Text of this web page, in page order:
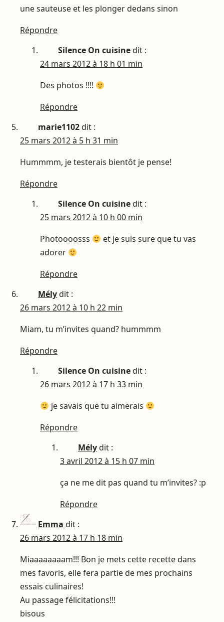
une sauteuse et les plonger dedans sinon
Répondre
Silence On cuisinedit :
24 mars 2012 à 18 h 01 min
Des photos !!!!
Répondre
marie1102dit :
25 mars 2012 à 5 h 31 min
Hummmm, je testerais bientôt je pense!
Répondre
Silence On cuisinedit :
25 mars 2012 à 10 h 00 min
Photoooosss
et je suis sure que tu vas
adorer
Répondre
Mélydit :
26 mars 2012 à 10 h 22 min
Miam, tu m’invites quand? hummmm
Répondre
Silence On cuisinedit :
26 mars 2012 à 17 h 33 min
je savais que tu aimerais
Répondre
Mélydit :
3 avril 2012 à 15 h 07 min
ça ne me dit pas quand tu m’invites? :p
Répondre
Emma dit :
26 mars 2012 à 17 h 18 min
Miaaaaaaaam!!! Bon je mets cette recette dans
mes favoris, elle fera partie de mes prochains
essais culinaires!
Au passage félicitations!!!
bisous